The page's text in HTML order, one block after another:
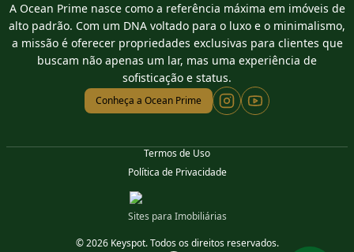
A Ocean Prime nasce como a referência máxima em imóveis de
alto padrão. Com um DNA voltado para o luxo e o minimalismo,
a missão é oferecer propriedades exclusivas para clientes que
buscam não apenas um lar, mas uma experiência de
sofisticação e status.
Conheça a Ocean Prime
Termos de Uso
Política de Privacidade
Sites para Imobiliárias
© 2026 Keyspot. Todos os direitos reservados.